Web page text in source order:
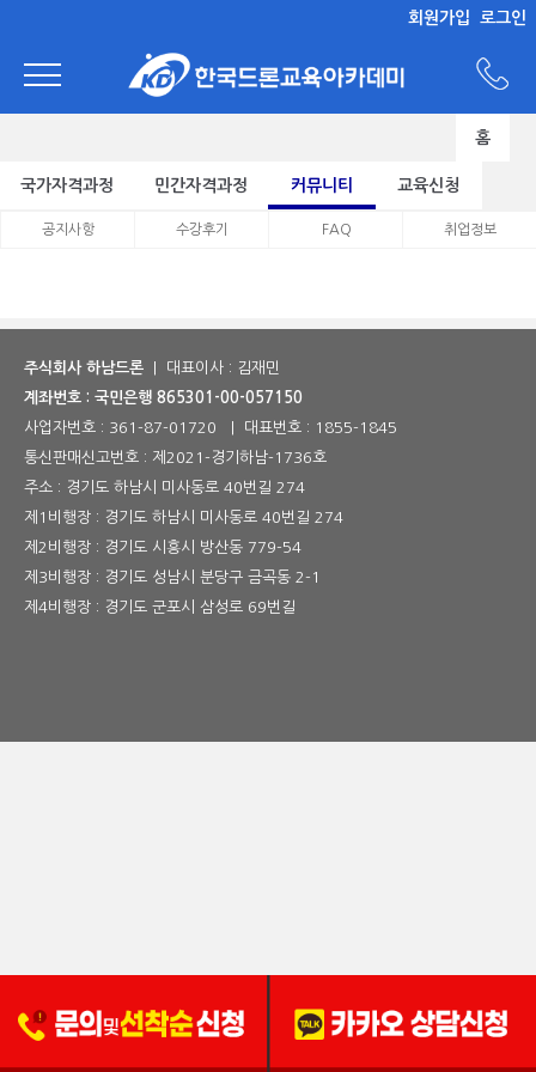
회원가입 로그인
홈
국가자격과정 민간자격과정 커뮤니티 교육신청
공지사항 수강후기 FAQ 취업정보
주식회사 하남드론 | 대표이사 : 김재민
계좌번호 : 국민은행 865301-00-057150
사업자번호 : 361-87-01720 | 대표번호 : 1855-1845
통신판매신고번호 : 제2021-경기하남-1736호
주소 : 경기도 하남시 미사동로 40번길 274
제1비행장 : 경기도 하남시 미사동로 40번길 274
제2비행장 : 경기도 시흥시 방산동 779-54
제3비행장 : 경기도 성남시 분당구 금곡동 2-1
제4비행장 : 경기도 군포시 삼성로 69번길